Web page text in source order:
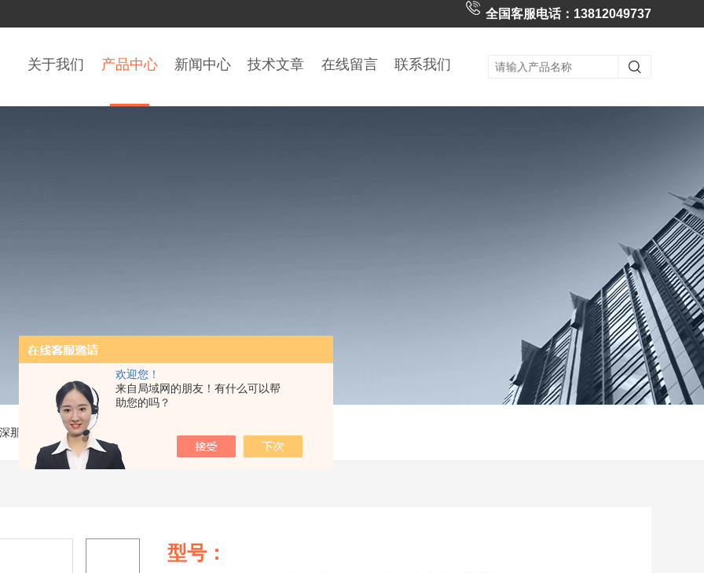
欢迎您！
来自局域网的朋友！有什么可以帮
助您的吗？
全国客服电话：13812049737
关于我们 产品中心 新闻中心 技术文章 在线留言 联系我们
那】超声波清洗机
型号：